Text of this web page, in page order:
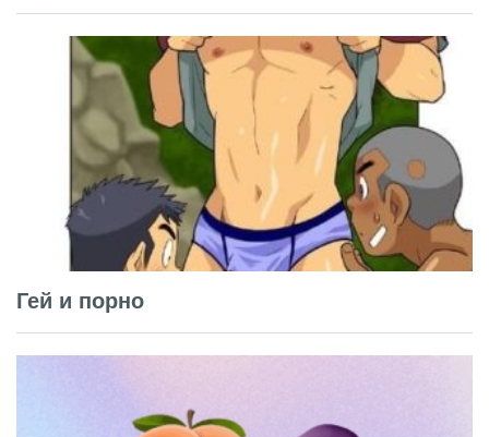
Гей и порно